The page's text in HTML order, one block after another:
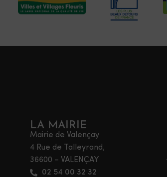
LA MAIRIE
Mairie de Valençay
4 Rue de Talleyrand,
36600 – VALENÇAY
02 54 00 32 32